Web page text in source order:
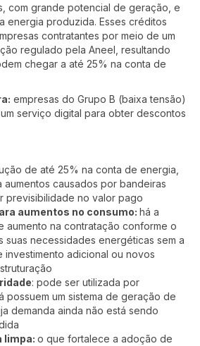
com grande potencial de geração, e
energia produzida. Esses créditos
contratantes por meio de um
regulado pela Aneel, resultando
chegar a até 25% na conta de
empresas do Grupo B (baixa tensão)
serviço digital para obter descontos
de até 25% na conta de energia,
causados por bandeiras
previsibilidade no valor pago
aumentos no consumo: há a
aumento na contratação conforme o
suas necessidades energéticas sem a
investimento adicional ou novos
: pode ser utilizada por
possuem um sistema de geração de
demanda ainda não está sendo
limpa: o que fortalece a adoção de